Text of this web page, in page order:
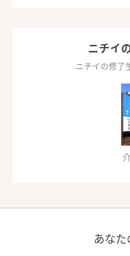
ニチイ
ニチイの修了
あな